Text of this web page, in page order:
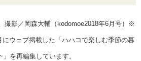
撮影／岡森大輔（kodomoe2018年6月号）※
ウェブ掲載した「ハハコで楽しむ季節の暮
を再編集しています。